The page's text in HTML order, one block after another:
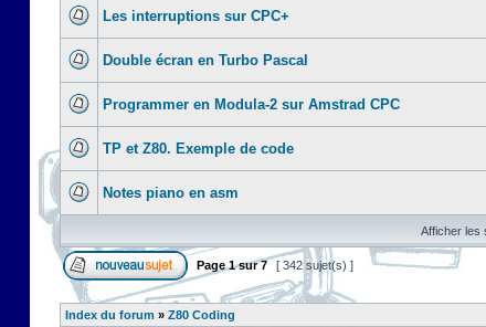
Les interruptions sur CPC+
Double écran en Turbo Pascal
Programmer en Modula-2 sur Amstrad CPC
TP et Z80. Exemple de code
Notes piano en asm
Afficher les
Page1sur7 [ 342 sujet(s) ]
Index du forum » Z80 Coding